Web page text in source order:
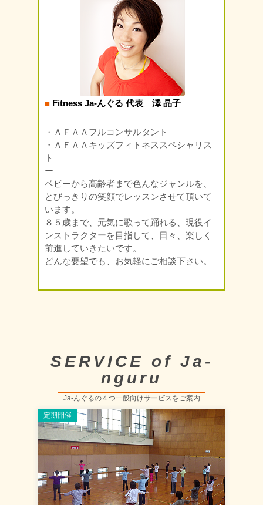
■ Fitness Ja-んぐる 代表 澤 晶子
・ＡＦＡＡフルコンサルタント
・ＡＦＡＡキッズフィトネススペシャリス
ト
ー
ベビーから高齢者まで色んなジャンルを、
とびっきりの笑顔でレッスンさせて頂いて
います。
８５歳まで、元気に歌って踊れる、現役イ
ンストラクターを目指して、日々、楽しく
前進していきたいです。
どんな要望でも、お気軽にご相談下さい。
SERVICE of Ja-
nguru
Ja-んぐるの４つ一般向けサービスをご案内
定期開催